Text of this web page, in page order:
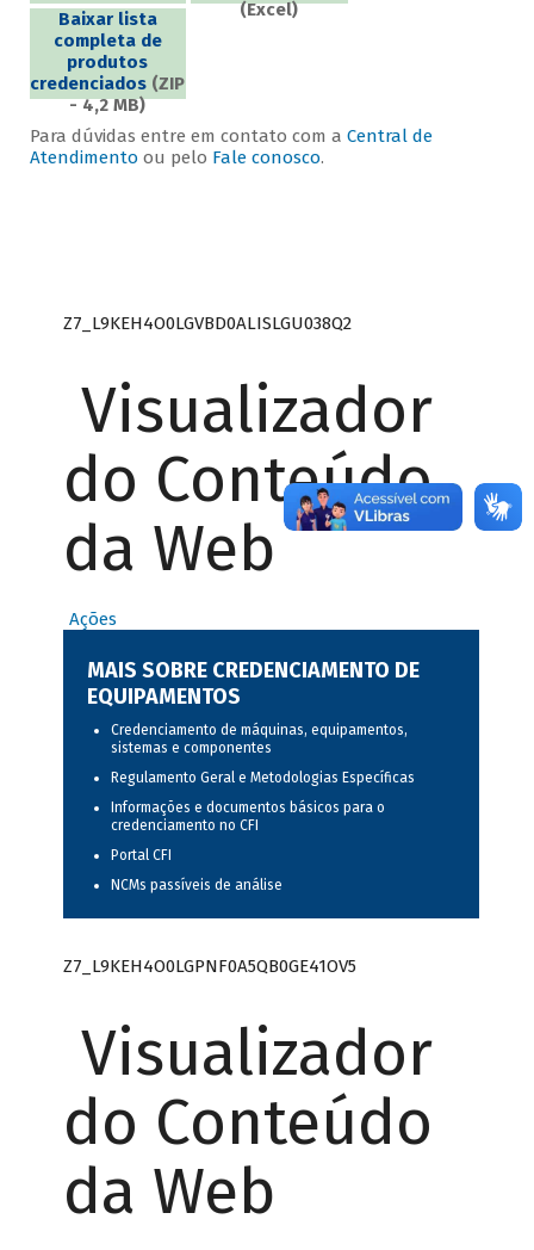
(Excel)
Baixar lista
completa de
produtos
credenciados (ZIP
- 4,2 MB)
Para dúvidas entre em contato com a Central de
Atendimento ou pelo Fale conosco.
Z7_L9KEH4O0LGVBD0ALISLGU038Q2
Visualizador
do Conteúdo
da Web
Ações
MAIS SOBRE CREDENCIAMENTO DE
EQUIPAMENTOS
Credenciamento de máquinas, equipamentos,
sistemas e componentes
Regulamento Geral e Metodologias Específicas
Informações e documentos básicos para o
credenciamento no CFI
Portal CFI
NCMs passíveis de análise
Z7_L9KEH4O0LGPNF0A5QB0GE41OV5
Visualizador
do Conteúdo
da Web